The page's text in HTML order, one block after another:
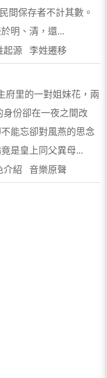
間保存者不計其數。
明、清，還...
源 李姓遷移
府里的一對姐妹花，兩
身份卻在一夜之間改
能忘卻對風燕的思念
是皇上同父異母...
紹 音樂原聲